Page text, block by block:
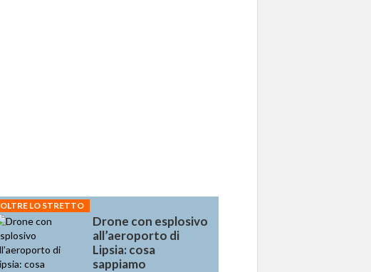
OLTRE LO STRETTO
Drone con esplosivo
all’aeroporto di
Lipsia: cosa
sappiamo